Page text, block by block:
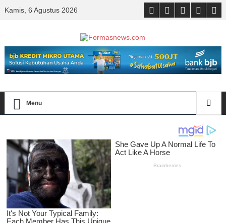
Kamis, 6 Agustus 2026
Menu